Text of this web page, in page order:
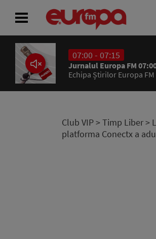
07:00 - 07:15
Jurnalul Europa FM
Echipa Știrilor Europa FM
Club VIP>Timp Liber>
platforma Conectx a
ACASĂ
ȘTIRI
CONCURSURI